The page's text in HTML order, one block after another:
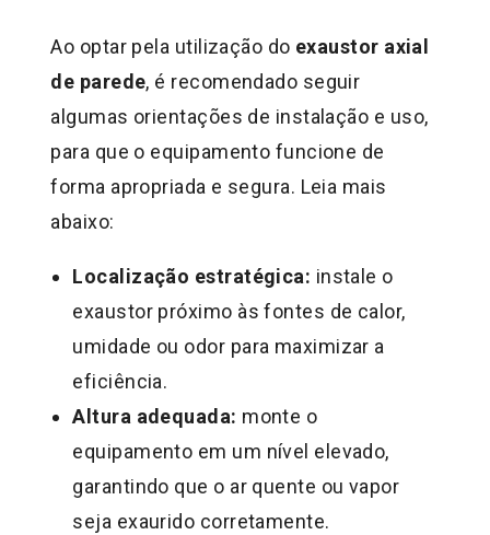
Ao optar pela utilização do exaustor axial
de parede, é recomendado seguir
algumas orientações de instalação e uso,
para que o equipamento funcione de
forma apropriada e segura. Leia mais
abaixo:
Localização estratégica: instale o
exaustor próximo às fontes de calor,
umidade ou odor para maximizar a
eficiência.
Altura adequada: monte o
equipamento em um nível elevado,
garantindo que o ar quente ou vapor
seja exaurido corretamente.